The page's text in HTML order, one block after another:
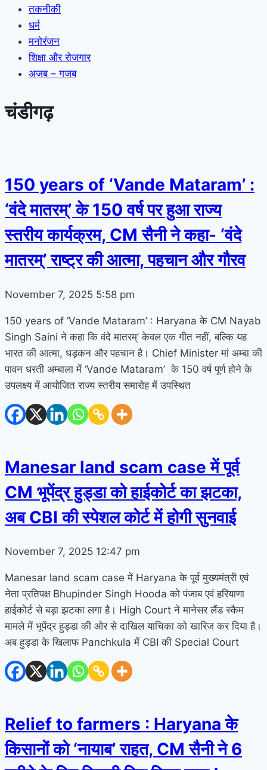
तकनीकी
धर्म
मनोरंजन
शिक्षा और रोजगार
अजब – गजब
चंडीगढ़
150 years of ‘Vande Mataram’ :
‘वंदे मातरम्’ के 150 वर्ष पर हुआ राज्य
स्तरीय कार्यक्रम, CM सैनी ने कहा- ‘वंदे
मातरम्’ राष्ट्र की आत्मा, पहचान और गौरव
November 7, 2025 5:58 pm
150 years of ‘Vande Mataram’ : Haryana के CM Nayab
Singh Saini ने कहा कि वंदे मातरम्’ केवल एक गीत नहीं, बल्कि यह
भारत की आत्मा, धड़कन और पहचान है। Chief Minister मां अम्बा की
पावन धरती अम्बाला में ‘Vande Mataram’ के 150 वर्ष पूर्ण होने के
उपलक्ष्य में आयोजित राज्य स्तरीय समारोह में उपस्थित
Manesar land scam case में पूर्व
CM भूपेंद्र हुड्डा को हाईकोर्ट का झटका,
अब CBI की स्पेशल कोर्ट में होगी सुनवाई
November 7, 2025 12:47 pm
Manesar land scam case में Haryana के पूर्व मुख्यमंत्री एवं
नेता प्रतिपक्ष Bhupinder Singh Hooda को पंजाब एवं हरियाणा
हाईकोर्ट से बड़ा झटका लगा है। High Court ने मानेसर लैंड स्कैम
मामले में भूपेंद्र हुड्डा की ओर से दाखिल याचिका को खारिज कर दिया है।
अब हुड्डा के खिलाफ Panchkula में CBI की Special Court
Relief to farmers : Haryana के
किसानों को ‘नायाब’ राहत, CM सैनी ने 6